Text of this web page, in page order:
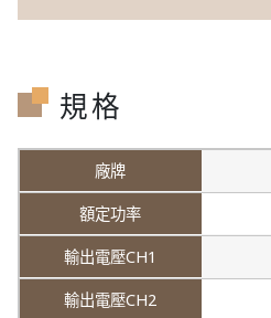
規格